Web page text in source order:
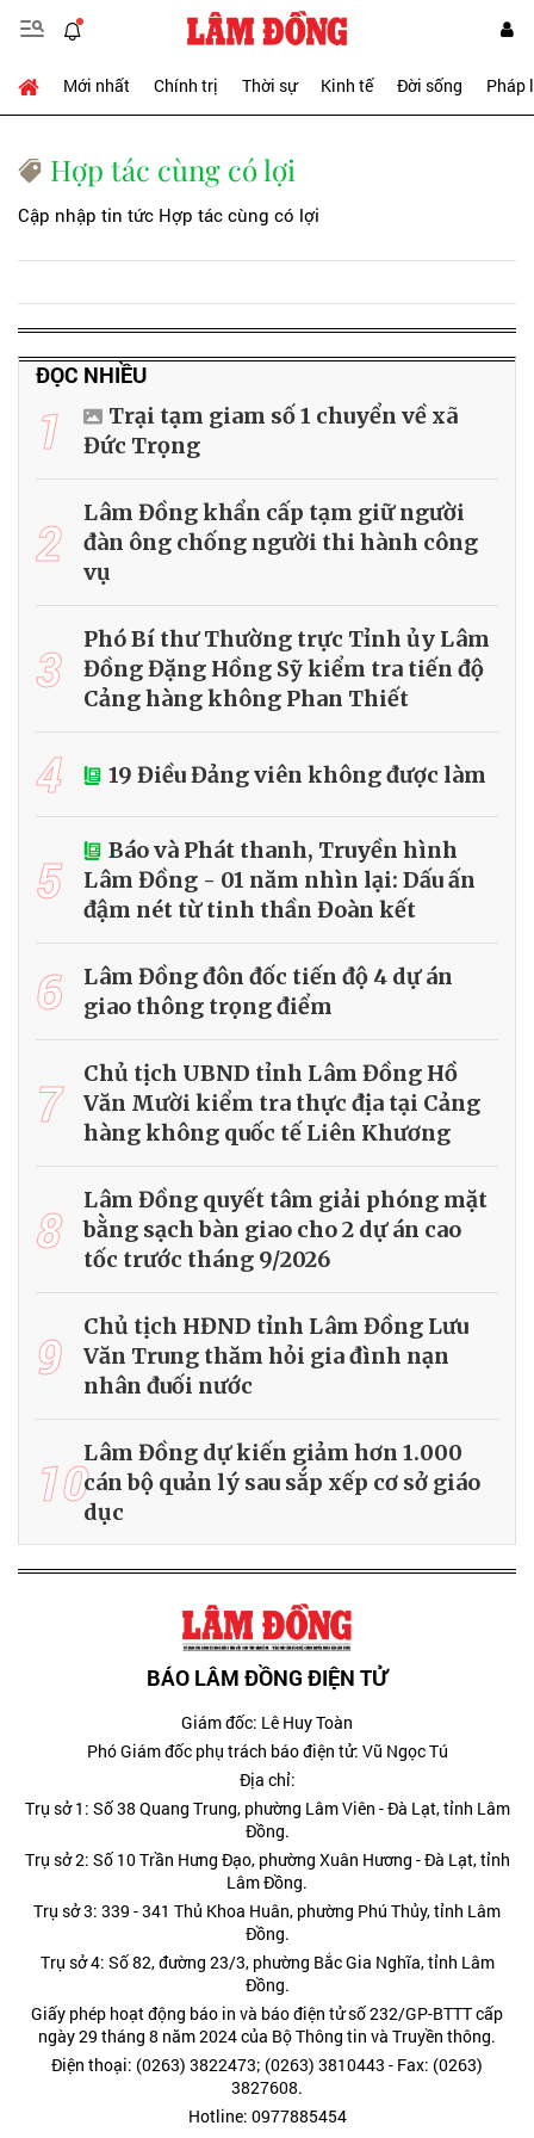
Mới nhất Chính trị Thời sự Kinh tế Đời sống Pháp
Hợp tác cùng có lợi
Cập nhập tin tức Hợp tác cùng có lợi
ĐỌC NHIỀU
1
Trại tạm giam số 1 chuyển về xã
Đức Trọng
2
Lâm Đồng khẩn cấp tạm giữ người
đàn ông chống người thi hành công
vụ
3
Phó Bí thư Thường trực Tỉnh ủy Lâm
Đồng Đặng Hồng Sỹ kiểm tra tiến độ
Cảng hàng không Phan Thiết
4 19 Điều Đảng viên không được làm
5
Báo và Phát thanh, Truyền hình
Lâm Đồng - 01 năm nhìn lại: Dấu ấn
đậm nét từ tinh thần Đoàn kết
6
Lâm Đồng đôn đốc tiến độ 4 dự án
giao thông trọng điểm
7
Chủ tịch UBND tỉnh Lâm Đồng Hồ
Văn Mười kiểm tra thực địa tại Cảng
hàng không quốc tế Liên Khương
8
Lâm Đồng quyết tâm giải phóng mặt
bằng sạch bàn giao cho 2 dự án cao
tốc trước tháng 9/2026
9
Chủ tịch HĐND tỉnh Lâm Đồng Lưu
Văn Trung thăm hỏi gia đình nạn
nhân đuối nước
10Lâm Đồng dự kiến giảm hơn 1.000
cán bộ quản lý sau sắp xếp cơ sở giáo
dục
BÁO LÂM ĐỒNG ĐIỆN TỬ
Giám đốc: Lê Huy Toàn
Phó Giám đốc phụ trách báo điện tử: Vũ Ngọc Tú
Địa chỉ:
Trụ sở 1: Số 38 Quang Trung, phường Lâm Viên - Đà Lạt, tỉnh Lâm
Đồng.
Trụ sở 2: Số 10 Trần Hưng Đạo, phường Xuân Hương - Đà Lạt, tỉnh
Lâm Đồng.
Trụ sở 3: 339 - 341 Thủ Khoa Huân, phường Phú Thủy, tỉnh Lâm
Đồng.
Trụ sở 4: Số 82, đường 23/3, phường Bắc Gia Nghĩa, tỉnh Lâm
Đồng.
Giấy phép hoạt động báo in và báo điện tử số 232/GP-BTTT cấp
ngày 29 tháng 8 năm 2024 của Bộ Thông tin và Truyền thông.
Điện thoại: (0263) 3822473; (0263) 3810443 - Fax: (0263)
3827608.
Hotline: 0977885454